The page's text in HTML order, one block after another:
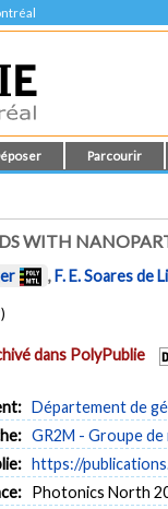
Parcourir
WITH
,F. E. Soares de
dans PolyPublie
Département de
GR2M - Groupe
https://
Photonics North